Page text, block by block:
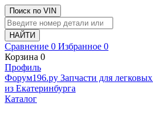
Поиск по VIN
Сравнение 0 Избранное 0
Корзина 0
Профиль
Фoрум196.ру Запчасти для
из Екатеринбурга
Каталог